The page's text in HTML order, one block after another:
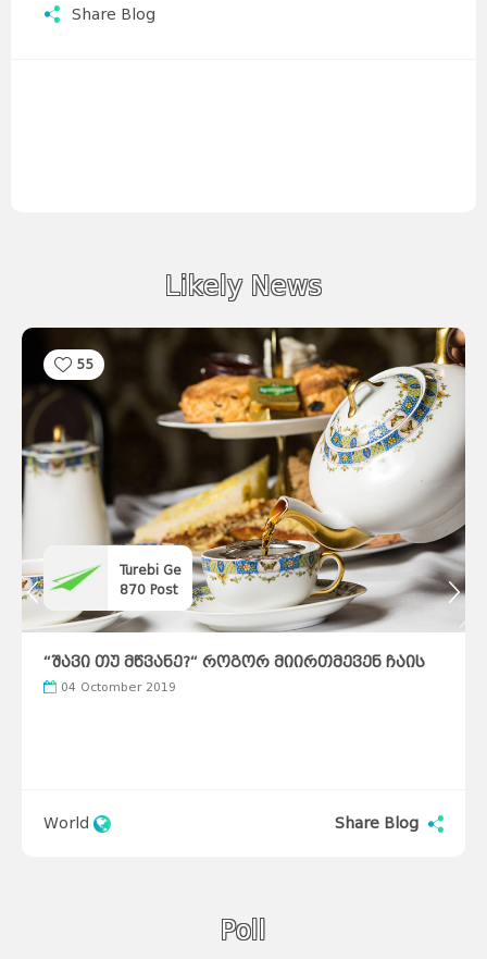
Share Blog
Likely News
55
Turebi Ge
870 Post
“შავი თუ მწვანე?“ როგორ მიირთმევენ ჩაის
სხვადასხვა ქვეყნებში
04 Octomber 2019
World Share Blog
Poll